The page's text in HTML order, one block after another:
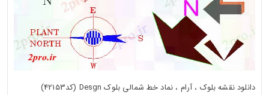
دانلود نقشه بلوک ، آرام ، نماد خط شمالی بلوک Desgn (کد42153)